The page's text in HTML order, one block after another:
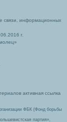
связи, информационных
г.
активная ссылка
ФБК (Фонд борьбы
партия»,